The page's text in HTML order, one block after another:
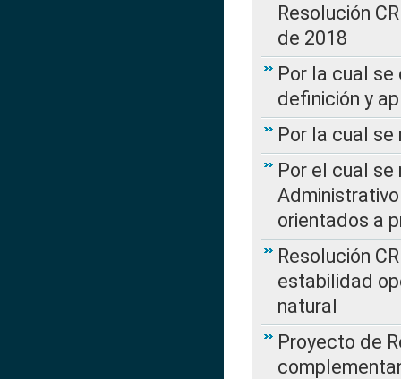
Resolución
de 2018
Por la cual
definición y
Por la cual
Por el cual
orientados a
Resolución
estabilidad
natural
Proyecto de